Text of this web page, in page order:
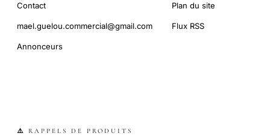
Contact
mael.guelou.commercial@gmail.com
Annonceurs
Plan du site
Flux RSS
⚠️ RAPPELS DE PRODUITS